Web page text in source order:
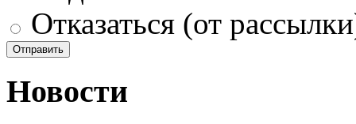
Отказаться (от
Новости